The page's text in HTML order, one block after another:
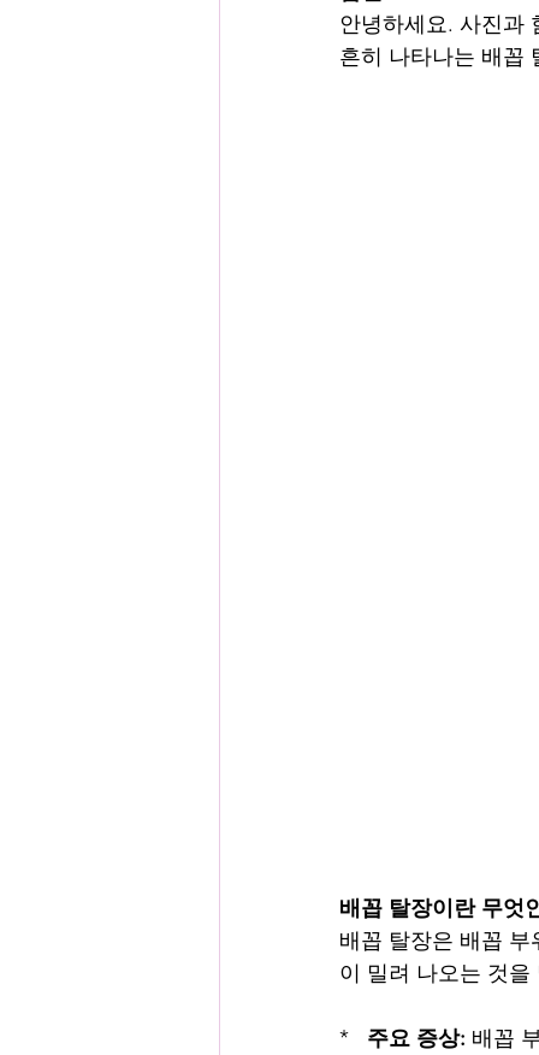
안녕하세요. 사진과
흔히 나타나는 배꼽
배꼽 탈장이란 무엇
배꼽 탈장은 배꼽
이 밀려 나오는 것
* 주요 증상: 배꼽